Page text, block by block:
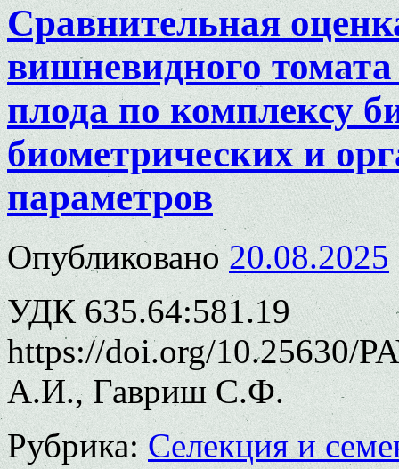
Сравнительная
вишневидного
плода по комплексу
биометрических и
параметров
Опубликовано 20.08.2025
УДК 635.64:581.19
https://doi.org/10.25630/
А.И., Гавриш С.Ф.
Рубрика: Селекция и